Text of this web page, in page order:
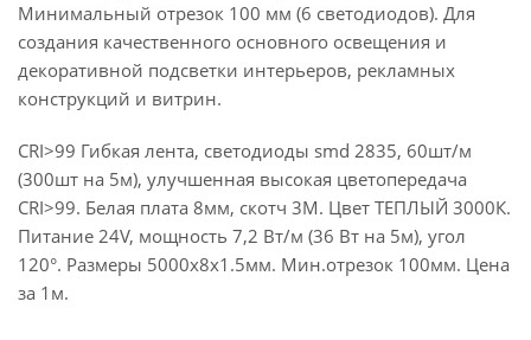
Минимальный отрезок 100 мм (6 светодиодов). Для
создания качественного основного освещения и
декоративной подсветки интерьеров, рекламных
конструкций и витрин.
CRI>99 Гибкая лента, светодиоды smd 2835, 60шт/м
(300шт на 5м), улучшенная высокая цветопередача
CRI>99. Белая плата 8мм, скотч 3М. Цвет ТЕПЛЫЙ 3000К.
Питание 24V, мощность 7,2 Вт/м (36 Вт на 5м), угол
120°. Размеры 5000х8х1.5мм. Мин.отрезок 100мм. Цена
за 1м.